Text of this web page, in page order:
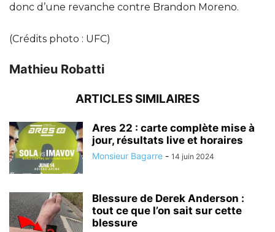
donc d’une revanche contre Brandon Moreno.
(Crédits photo : UFC)
Mathieu Robatti
ARTICLES SIMILAIRES
Ares 22 : carte complète mise à
jour, résultats live et horaires
Monsieur Bagarre - 14 juin 2024
Blessure de Derek Anderson :
tout ce que l’on sait sur cette
blessure